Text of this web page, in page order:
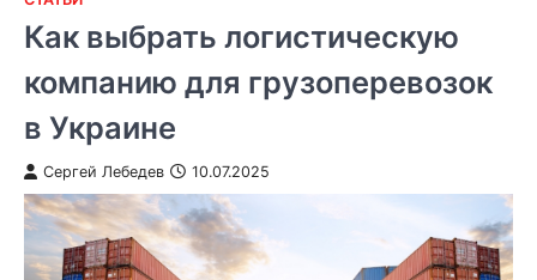
Как выбрать логистическую
компанию для грузоперевозок
в Украине
Сергей Лебедев 10.07.2025